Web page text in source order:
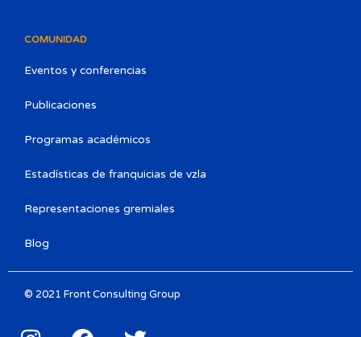
COMUNIDAD
Eventos y conferencias
Publicaciones
Programas académicos
Estadísticas de franquicias de vzla
Representaciones gremiales
Blog
© 2021 Front Consulting Group